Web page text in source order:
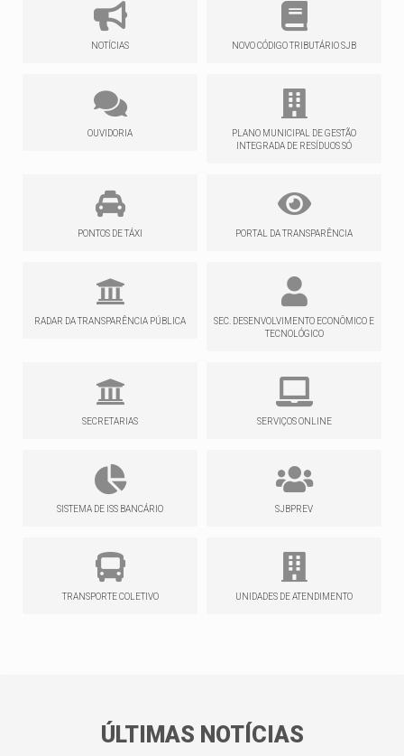
NOTÍCIAS NOVO CÓDIGO TRIBUTÁRIO SJB
OUVIDORIA
PLANO MUNICIPAL DE GESTÃO
INTEGRADA DE RESÍDUOS SÓ
PONTOS DE TÁXI PORTAL DA TRANSPARÊNCIA
RADAR DA TRANSPARÊNCIA PÚBLICA
SEC. DESENVOLVIMENTO ECONÔMICO E
TECNOLÓGICO
SECRETARIAS SERVIÇOS ONLINE
SISTEMA DE ISS BANCÁRIO SJBPREV
TRANSPORTE COLETIVO UNIDADES DE ATENDIMENTO
ÚLTIMAS NOTÍCIAS